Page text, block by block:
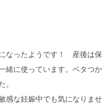
なったようです！ 産後は保
緒に使っています。ベタつか
感な妊娠中でも気になりませ